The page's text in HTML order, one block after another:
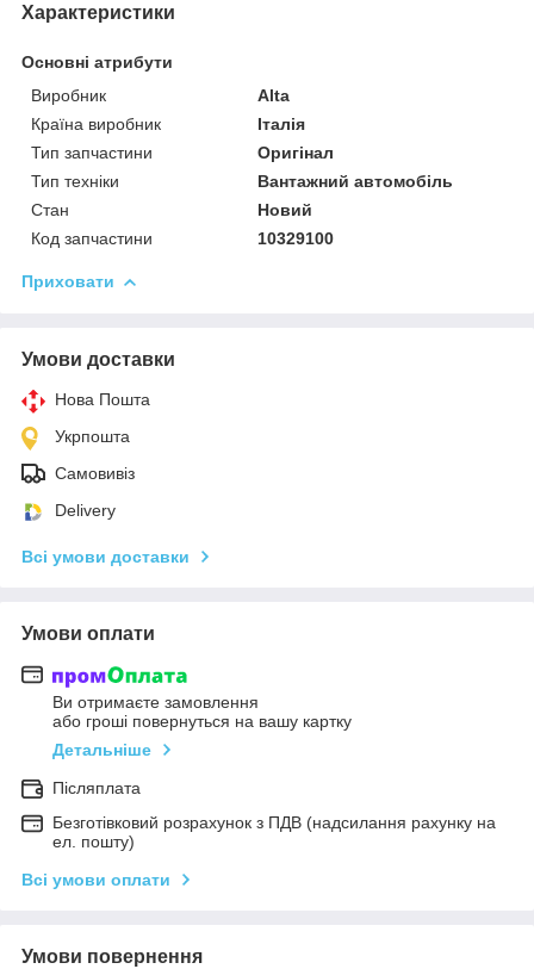
Характеристики
Основні атрибути
Виробник
Alta
Країна виробник
Італія
Тип запчастини
Оригінал
Тип техніки
Вантажний автомобіль
Стан
Новий
Код запчастини
10329100
Приховати
Умови доставки
Нова Пошта
Укрпошта
Самовивіз
Delivery
Всі умови доставки
Умови оплати
Ви отримаєте замовлення
або гроші повернуться на вашу картку
Детальніше
Післяплата
Безготівковий розрахунок з ПДВ (надсилання рахунку на
ел. пошту)
Всі умови оплати
Умови повернення